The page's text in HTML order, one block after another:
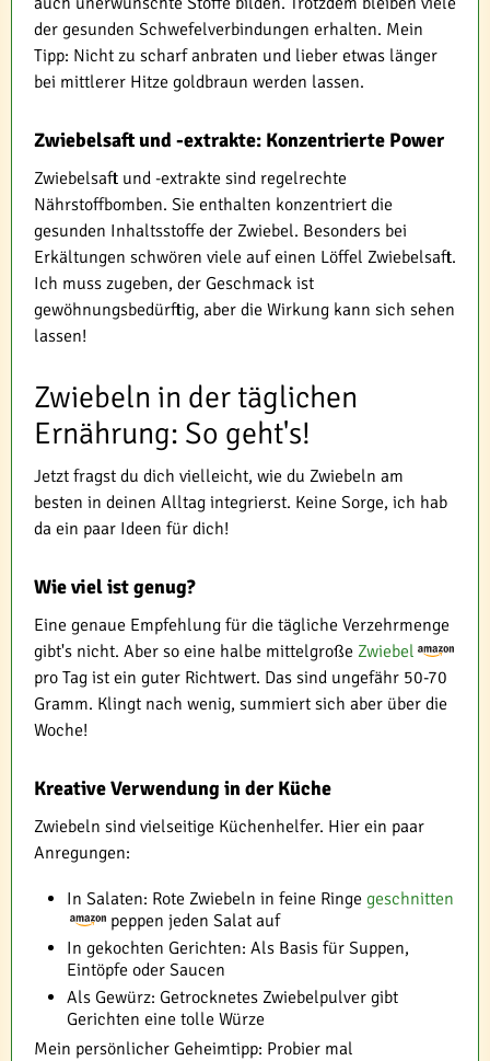
der gesunden Schwefelverbindungen erhalten. Mein
Tipp: Nicht zu scharf anbraten und lieber etwas länger
bei mittlerer Hitze goldbraun werden lassen.
Zwiebelsaft und -extrakte: Konzentrierte Power
Zwiebelsaft und -extrakte sind regelrechte
Nährstoffbomben. Sie enthalten konzentriert die
gesunden Inhaltsstoffe der Zwiebel. Besonders bei
Erkältungen schwören viele auf einen Löffel Zwiebelsaft.
Ich muss zugeben, der Geschmack ist
gewöhnungsbedürftig, aber die Wirkung kann sich sehen
lassen!
Zwiebeln in der täglichen
Ernährung: So geht's!
Jetzt fragst du dich vielleicht, wie du Zwiebeln am
besten in deinen Alltag integrierst. Keine Sorge, ich hab
da ein paar Ideen für dich!
Wie viel ist genug?
Eine genaue Empfehlung für die tägliche Verzehrmenge
gibt's nicht. Aber so eine halbe mittelgroße Zwiebel
pro Tag ist ein guter Richtwert. Das sind ungefähr 50-70
Gramm. Klingt nach wenig, summiert sich aber über die
Woche!
Kreative Verwendung in der Küche
Zwiebeln sind vielseitige Küchenhelfer. Hier ein paar
Anregungen:
In Salaten: Rote Zwiebeln in feine Ringe geschnitten
peppen jeden Salat auf
In gekochten Gerichten: Als Basis für Suppen,
Eintöpfe oder Saucen
Als Gewürz: Getrocknetes Zwiebelpulver gibt
Gerichten eine tolle Würze
Mein persönlicher Geheimtipp: Probier mal